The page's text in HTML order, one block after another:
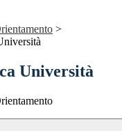
>
Università